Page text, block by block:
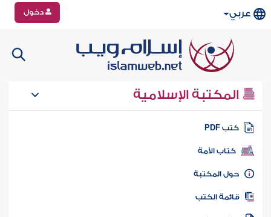
عربي دخول
المكتبة الإسلامية
كتب PDF
كتاب الأمة
المكتبة